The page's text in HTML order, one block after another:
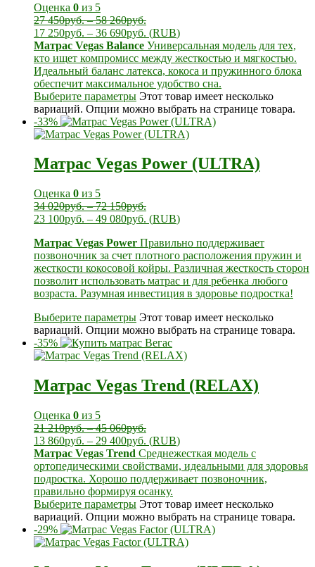
Оценка 0 из 5
27 450руб.–58 260руб.
17 250руб. – 36 690руб. (RUB)
Матрас Vegas Balance Универсальная модель для тех,
кто ищет компромисс между жесткостью и мягкостью.
Идеальный баланс латекса, кокоса и пружинного блока
обеспечит максимальное удобство сна.
Выберите параметры Этот товар имеет несколько
вариаций. Опции можно выбрать на странице товара.
-33%
Матрас Vegas Power (ULTRA)
Оценка 0 из 5
34 020руб.–72 150руб.
23 100руб. – 49 080руб. (RUB)
Матрас Vegas Power Правильно поддерживает
позвоночник за счет плотного расположения пружин и
жесткости кокосовой койры. Различная жесткость сторон
позволит использовать матрас и для ребенка любого
возраста. Разумная инвестиция в здоровье подростка!
Выберите параметры Этот товар имеет несколько
вариаций. Опции можно выбрать на странице товара.
-35%
Матрас Vegas Trend (RELAX)
Оценка 0 из 5
21 210руб.–45 060руб.
13 860руб. – 29 400руб. (RUB)
Матрас Vegas Trend Среднежесткая модель с
ортопедическими свойствами, идеальными для здоровья
подростка. Хорошо поддерживает позвоночник,
правильно формируя осанку.
Выберите параметры Этот товар имеет несколько
вариаций. Опции можно выбрать на странице товара.
-29%